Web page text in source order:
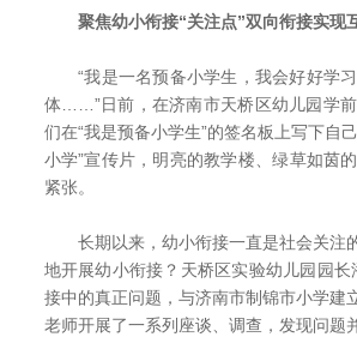
聚焦幼小衔接“关注点”双向衔接实现
“我是一名预备小学生，我会好好学习
体……”日前，在济南市天桥区幼儿园学
们在“我是预备小学生”的签名板上写下自
小学”宣传片，明亮的教学楼、绿草如
紧张。
长期以来，幼小衔接一直是社会关注
地开展幼小衔接？天桥区实验幼儿园园
接中的真正问题，与济南市制锦市小学
老师开展了一系列座谈、调查，发现问题